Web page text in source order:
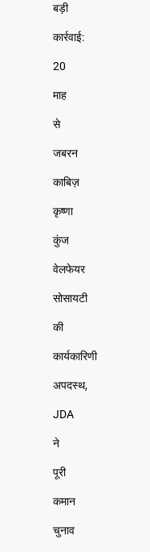
बड़ी
कार्रवाई:
20
माह
से
जबरन
काबिज़
कृष्णा
कुंज
वेलफेयर
सोसायटी
की
कार्यकारिणी
अपदस्थ,
JDA
ने
पूरी
कमान
चुनाव